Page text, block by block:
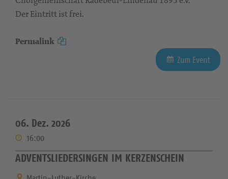
Der Eintritt ist frei.
Permalink
Zum Event
06. Dez. 2026
16:00
ADVENTSLIEDERSINGEN IM KERZENSCHEIN